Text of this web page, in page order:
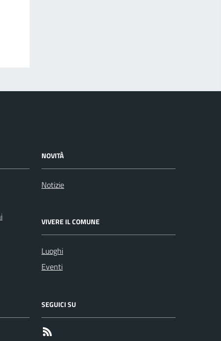
NOVITÀ
Notizie
VIVERE IL COMUNE
Luoghi
Eventi
SEGUICI SU